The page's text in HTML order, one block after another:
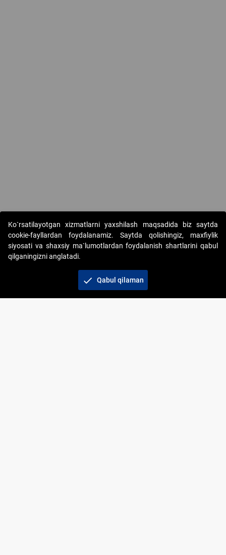
Copyright © 2017-2026. "Elektron onlayn-auksionlarni
tashkil etish" AJ. Barcha huquqlar himoyalangan
Ko`rsatilayotgan xizmatlarni yaxshilash maqsadida biz saytda
cookie-fayllardan foydalanamiz. Saytda qolishingiz, maxfiylik
siyosati va shaxsiy ma`lumotlardan foydalanish shartlarini qabul
qilganingizni anglatadi.
check Qabul qilaman